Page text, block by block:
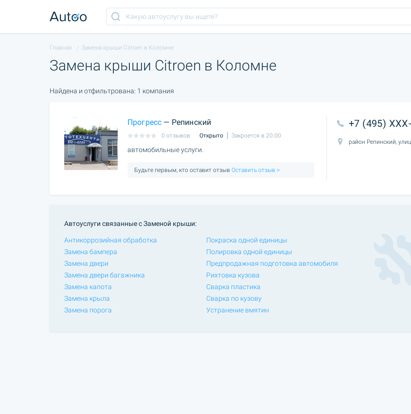
Главная Замена крыши Citroen в Коломне
Замена крыши Citroen в Коломне
Найдена и отфильтрована: 1 компания
Прогресс — Репинский
0 отзывов Открыто Закроется в 20:00
автомобильные услуги.
Будьте первым, кто оставит отзыв Оставить отзыв >
+7 (495)
район Репинский,
Автоуслуги связанные с Заменой крыши:
Антикоррозийная обработка
Замена бампера
Замена двери
Замена двери багажника
Замена капота
Замена крыла
Замена порога
Покраска одной единицы
Полировка одной единицы
Предпродажная подготовка автомобиля
Рихтовка кузова
Сварка пластика
Сварка по кузову
Устранение вмятин